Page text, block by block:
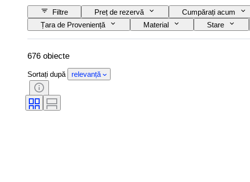
Filtre Preț de rezervă Cumpărați acum
Țara de Proveniență
Material Stare
Dimensiunea peniței
Model
676 obiecte
Sortați după relevanță